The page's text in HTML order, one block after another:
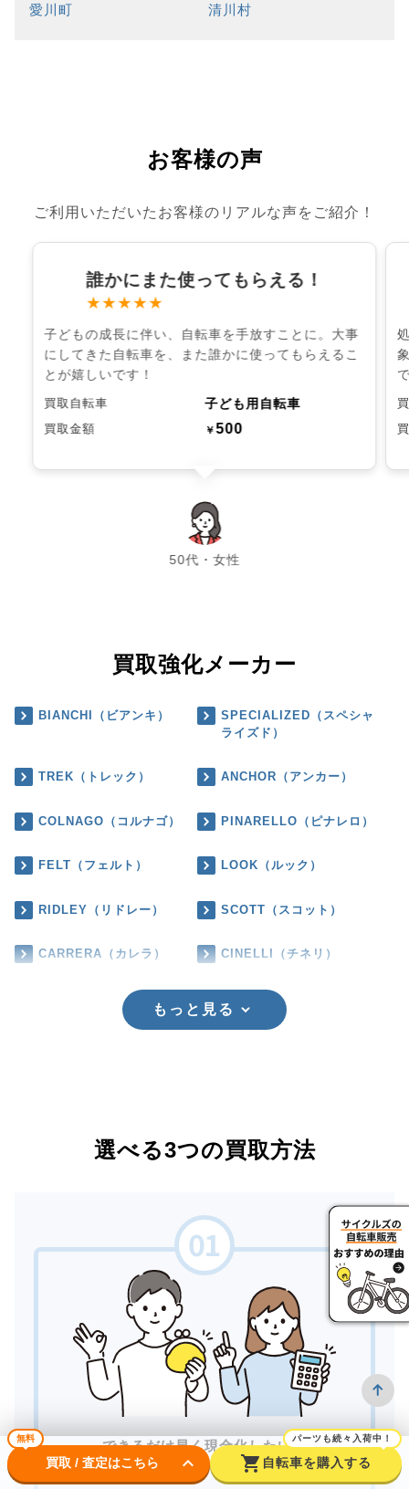
愛川町 清川村
お客様の声
ご利用いただいたお客様のリアルな声をご紹介！
誰かにまた使ってもらえる！
★★★★★
子どもの成長に伴い、自転車を手放すことに。大事
にしてきた自転車を、また誰かに使ってもらえるこ
とが嬉しいです！
買取自転車 子ども用自転車
買取金額 ￥500
50代・女性
chevron_left chevron_right
買取強化メーカー
BIANCHI（ビアンキ）
SPECIALIZED（スペシャ
ライズド）
TREK（トレック） ANCHOR（アンカー）
COLNAGO（コルナゴ） PINARELLO（ピナレロ）
FELT（フェルト） LOOK（ルック）
RIDLEY（リドレー） SCOTT（スコット）
CARRERA（カレラ） CINELLI（チネリ）
もっと見る
選べる3つの買取方法
できるだけ早く現金化したい。
対面で安心して取引したい。
無料
買取 / 査定はこちら keyboard_arrow_down shopping_cart
パーツも続々入荷中！
自転車を購入する